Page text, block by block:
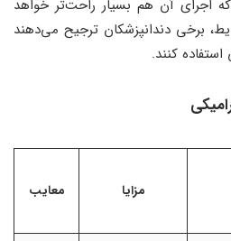
است که اجرای آن هم بسیار راحت‌تر خواهد
برخی دندانپزشکان ترجیح می‌دهند
استفاده کنند.
مزایا معایب